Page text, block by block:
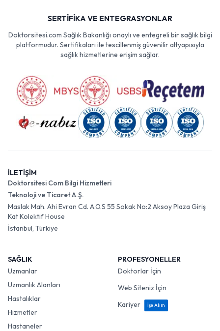
SERTİFİKA VE ENTEGRASYONLAR
Doktorsitesi.com Sağlık Bakanlığı onaylı ve entegreli bir sağlık bilgi
platformudur. Sertifikaları ile tescillenmiş güvenilir altyapısıyla
sağlık hizmetlerine erişim sağlar.
İLETİŞİM
Doktorsitesi Com Bilgi Hizmetleri
Teknoloji ve Ticaret A.Ş.
Maslak Mah. Ahi Evran Cd. A.O.S 55 Sokak No:2 Aksoy Plaza Giriş
Kat Kolektif House
İstanbul, Türkiye
SAĞLIK
Uzmanlar
Uzmanlık Alanları
Hastalıklar
Hizmetler
Hastaneler
PROFESYONELLER
Doktorlar İçin
Web Siteniz İçin
Kariyer
İşe Alım